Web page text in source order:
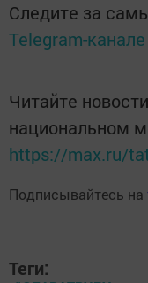
Следите за
Telegram-канале
Читайте
национальном
https://max.ru/
Подписывайтесь на
Теги: